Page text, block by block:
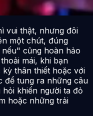
vui thật, nhưng đôi
một chút, đúng
cũng hoàn hảo
mái, khi bạn
thân thiết hoặc với
để tung ra những câu
khiến người ta đỏ
hoặc những trải